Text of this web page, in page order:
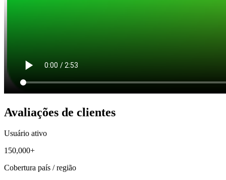
Avaliações de clientes
Usuário ativo
150,000+
Cobertura país / região